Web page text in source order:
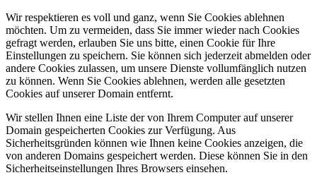
Wir respektieren es voll und ganz, wenn Sie Cookies ablehnen
möchten. Um zu vermeiden, dass Sie immer wieder nach Cookies
gefragt werden, erlauben Sie uns bitte, einen Cookie für Ihre
Einstellungen zu speichern. Sie können sich jederzeit abmelden oder
andere Cookies zulassen, um unsere Dienste vollumfänglich nutzen
zu können. Wenn Sie Cookies ablehnen, werden alle gesetzten
Cookies auf unserer Domain entfernt.
Wir stellen Ihnen eine Liste der von Ihrem Computer auf unserer
Domain gespeicherten Cookies zur Verfügung. Aus
Sicherheitsgründen können wie Ihnen keine Cookies anzeigen, die
von anderen Domains gespeichert werden. Diese können Sie in den
Sicherheitseinstellungen Ihres Browsers einsehen.